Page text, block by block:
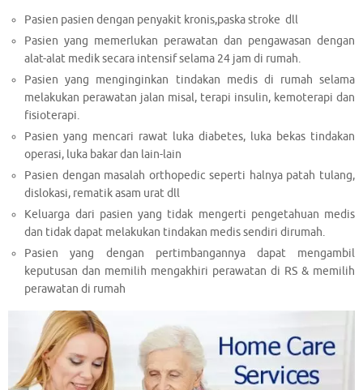
Pasien pasien dengan penyakit kronis,paska stroke dll
Pasien yang memerlukan perawatan dan pengawasan dengan
alat-alat medik secara intensif selama 24 jam di rumah.
Pasien yang menginginkan tindakan medis di rumah selama
melakukan perawatan jalan misal, terapi insulin, kemoterapi dan
fisioterapi.
Pasien yang mencari rawat luka diabetes, luka bekas tindakan
operasi, luka bakar dan lain-lain
Pasien dengan masalah orthopedic seperti halnya patah tulang,
dislokasi, rematik asam urat dll
Keluarga dari pasien yang tidak mengerti pengetahuan medis
dan tidak dapat melakukan tindakan medis sendiri dirumah.
Pasien yang dengan pertimbangannya dapat mengambil
keputusan dan memilih mengakhiri perawatan di RS & memilih
perawatan di rumah